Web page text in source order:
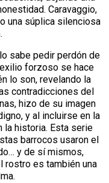
Caravaggio,
una súplica silenciosa
sabe pedir perdón de
forzoso se hace
lo son, revelando la
contradicciones del
hizo de su imagen
y al incluirse en la
la historia. Esta serie
barrocos usaron el
y de sí mismos,
rostro es también una